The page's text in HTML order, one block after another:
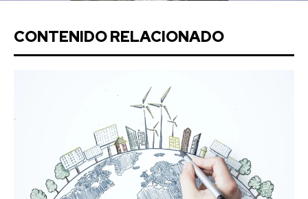
CONTENIDO RELACIONADO